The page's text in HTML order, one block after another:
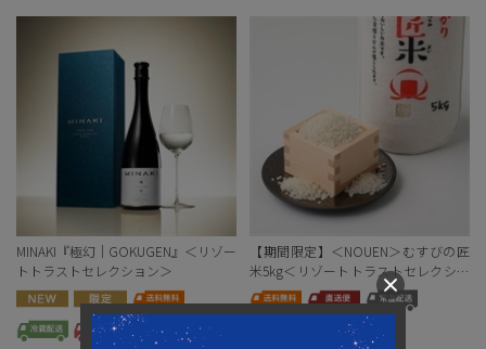
MINAKI『極幻｜GOKUGEN』＜リゾー
トトラストセレクション＞
【期間限定】＜NOUEN＞むすびの匠
米5kg＜リゾートトラストセレクショ
ン＞[地域の銘品：兵庫]